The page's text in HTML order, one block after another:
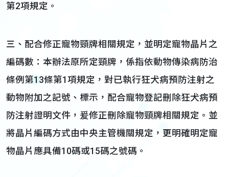
第2項規定。
三、配合修正寵物頸牌相關規定，並明定寵物晶片之
編碼數：本辦法原所定頸牌，係指依動物傳染病防治
條例第13條第1項規定，對已執行狂犬病預防注射之
動物附加之記號、標示，配合寵物登記刪除狂犬病預
防注射證明文件，爰修正刪除寵物頸牌相關規定。並
將晶片編碼方式由中央主管機關規定，更明確明定寵
物晶片應具備10碼或15碼之號碼。